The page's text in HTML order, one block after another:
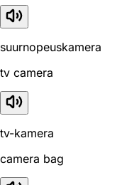
suurnopeuskamera
tv camera
tv-kamera
camera bag